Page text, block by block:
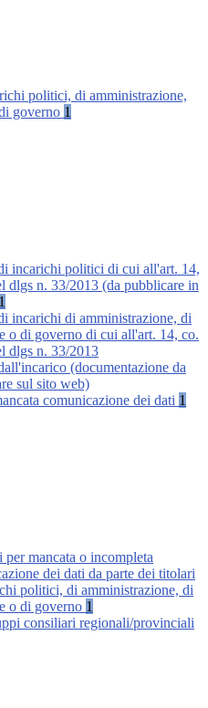
politici, di amministrazione,
governo 1
incarichi politici di cui all'art. 14,
dlgs n. 33/2013 (da pubblicare in
1
incarichi di amministrazione, di
o di governo di cui all'art. 14, co.
dlgs n. 33/2013
(documentazione da
sul sito web)
comunicazione dei dati 1
per mancata o incompleta
dei dati da parte dei titolari
politici, di amministrazione, di
o di governo 1
consiliari regionali/provinciali